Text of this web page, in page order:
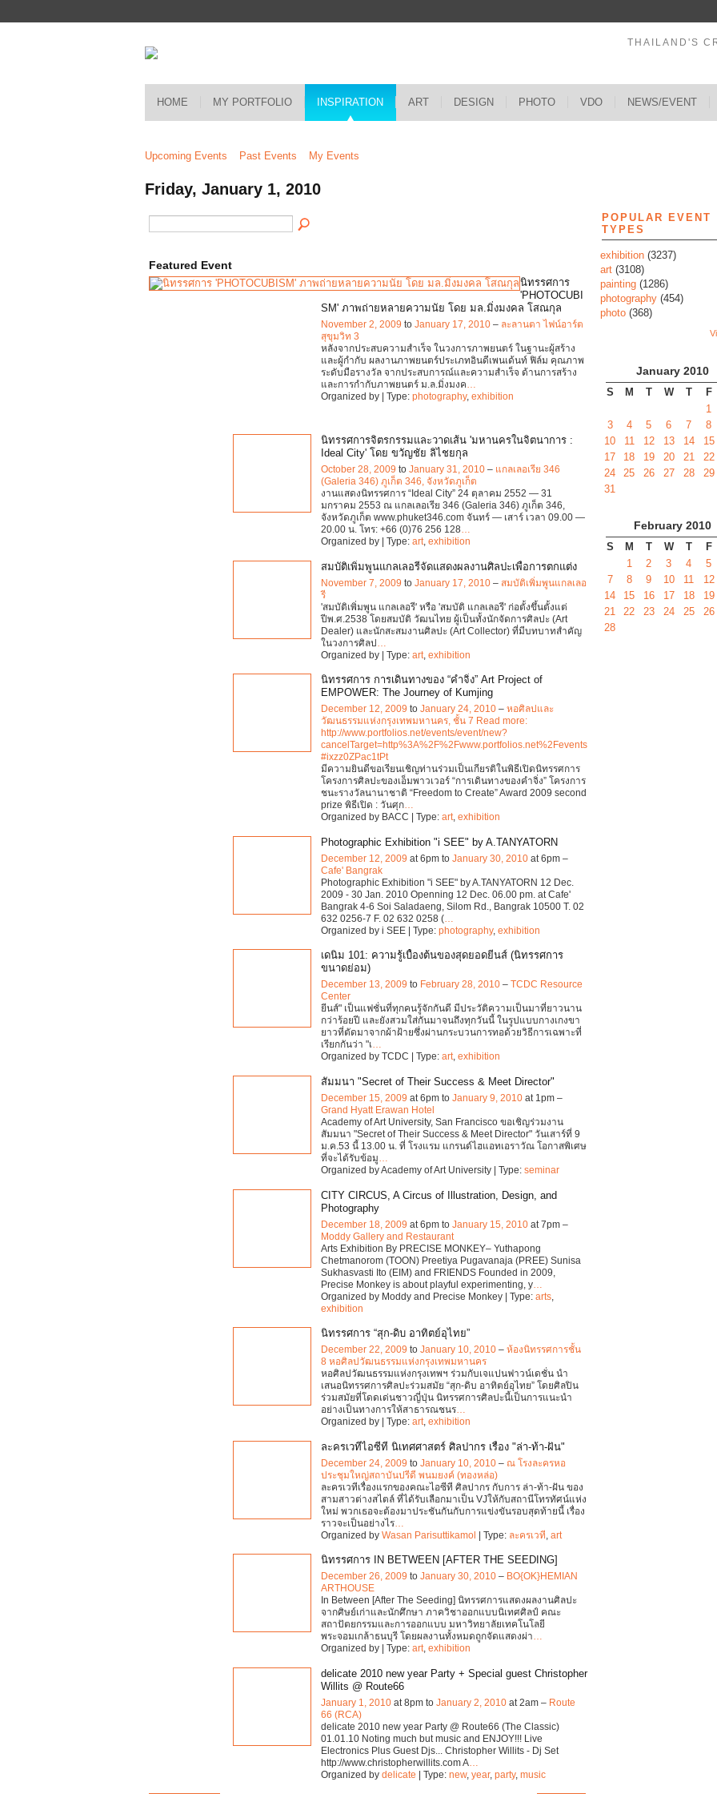
THAILAND'S
HOME MY PORTFOLIO INSPIRATION ART DESIGN PHOTO VDO NEWS/EVENT
Upcoming Events Past Events My Events
Friday, January 1, 2010
Featured Event
นิทรรศการ
'PHOTOCUBI
SM' ภาพถ่ายหลายความนัย โดย มล.มิ่งมงคล โสณกุล
November 2, 2009 to January 17, 2010 – ละลานตา ไฟน์อาร์ต
สุขุมวิท 3
หลังจากประสบความสำเร็จ ในวงการภาพยนตร์ ในฐานะผู้สร้าง
และผู้กำกับ ผลงานภาพยนตร์ประเภทอินดีเพนเด้นท์ ฟิล์ม คุณภาพ
ระดับมือรางวัล จากประสบการณ์และความสำเร็จ ด้านการสร้าง
และการกำกับภาพยนตร์ ม.ล.มิ่งมงค
Organized by | Type: photography, exhibition
นิทรรศการจิตรกรรมและวาดเส้น 'มหานครในจิตนาการ :
Ideal City' โดย ขวัญชัย ลิไชยกุล
October 28, 2009 to January 31, 2010 – แกลเลอเรีย 346
(Galeria 346) ภูเก็ต 346, จังหวัดภูเก็ต
งานแสดงนิทรรศการ “Ideal City” 24 ตุลาคม 2552 — 31
มกราคม 2553 ณ แกลเลอเรีย 346 (Galeria 346) ภูเก็ต 346,
จังหวัดภูเก็ต www.phuket346.com จันทร์ — เสาร์ เวลา 09.00 —
20.00 น. โทร: +66 (0)76 256 128…
Organized by | Type: art, exhibition
สมบัติเพิ่มพูนแกลเลอรีจัดแสดงผลงานศิลปะเพื่อการตกแต่ง
November 7, 2009 to January 17, 2010 – สมบัติเพิ่มพูนแกลเลอ
รี
'สมบัติเพิ่มพูน แกลเลอรี' หรือ 'สมบัติ แกลเลอรี' ก่อตั้งขึ้นตั้งแต่
ปีพ.ศ.2538 โดยสมบัติ วัฒนไทย ผู้เป็นทั้งนักจัดการศิลปะ (Art
Dealer) และนักสะสมงานศิลปะ (Art Collector) ที่มีบทบาทสำคัญ
ในวงการศิลป
Organized by | Type: art exhibition
นิทรรศการ การเดินทางของ “คำจิ่ง” Art Project of
EMPOWER: The Journey of Kumjing
December 12, 2009 to January 24, 2010 – หอศิลปและ
วัฒนธรรมแห่งกรุงเทพมหานคร, ชั้น 7 Read more:
http://www.portfolios.net/events/event/new?
cancelTarget=http%3A%2F%2Fwww.portfolios.net%2Fevents
#ixzz0ZPac1tPt
มีความยินดีขอเรียนเชิญท่านร่วมเป็นเกียรติในพิธีเปิดนิทรรศการ
โครงการศิลปะของเอ็มพาวเวอร์ “การเดินทางของคำจิ่ง” โครงการ
ชนะรางวัลนานาชาติ “Freedom to Create” Award 2009 second
prize พิธีเปิด : วันศุก…
Organized by BACC | Type: art, exhibition
Photographic Exhibition "i SEE" by A.TANYATORN
December 12, 2009 at 6pm to January 30, 2010 at 6pm –
Cafe' Bangrak
Photographic Exhibition "i SEE" by A.TANYATORN 12 Dec.
2009 - 30 Jan. 2010 Openning 12 Dec. 06.00 pm. at Cafe'
Bangrak 4-6 Soi Saladaeng, Silom Rd., Bangrak 10500 T. 02
632 0256-7 F. 02 632 0258 (…
Organized by i SEE | Type: photography, exhibition
เดนิม 101: ความรู้เบื้องต้นของสุดยอดยีนส์ (นิทรรศการ
ขนาดย่อม)
December 13, 2009 to February 28, 2010 – TCDC Resource
Center
ยีนส์" เป็นแฟชั่นที่ทุกคนรู้จักกันดี มีประวัติความเป็นมาที่ยาวนาน
กว่าร้อยปี และยังสวมใส่กันมาจนถึงทุกวันนี้ ในรูปแบบกางเกงขา
ยาวที่ตัดมาจากผ้าฝ้ายซึ่งผ่านกระบวนการทอด้วยวิธีการเฉพาะที่
เรียกกันว่า "เ…
Organized by TCDC | Type: art, exhibition
สัมมนา "Secret of Their Success & Meet Director"
December 15, 2009 at 6pm to January 9, 2010 at 1pm –
Grand Hyatt Erawan Hotel
Academy of Art University, San Francisco ขอเชิญร่วมงาน
สัมมนา "Secret of Their Success & Meet Director" วันเสาร์ที่ 9
ม.ค.53 นี้ 13.00 น. ที่ โรงแรม แกรนด์ไฮแอทเอราวัณ โอกาสพิเศษ
ที่จะได้รับข้อมู…
Organized by Academy of Art University | Type: seminar
CITY CIRCUS, A Circus of Illustration, Design, and
Photography
December 18, 2009 at 6pm to January 15, 2010 at 7pm –
Moddy Gallery and Restaurant
Arts Exhibition By PRECISE MONKEY– Yuthapong
Chetmanorom (TOON) Preetiya Pugavanaja (PREE) Sunisa
Sukhasvasti Ito (EIM) and FRIENDS Founded in 2009,
Precise Monkey is about playful experimenting, y
Organized by Moddy and Precise Monkey | Type: arts
exhibition
นิทรรศการ “สุก-ดิบ อาทิตย์อุไทย”
December 22, 2009 to January 10, 2010 – ห้องนิทรรศการชั้น
8 หอศิลปวัฒนธรรมแห่งกรุงเทพมหานคร
หอศิลปวัฒนธรรมแห่งกรุงเทพฯ ร่วมกับเจแปนฟาวน์เดชั่น นำ
เสนอนิทรรศการศิลปะร่วมสมัย “สุก-ดิบ อาทิตย์อุไทย” โดยศิลปิน
ร่วมสมัยที่โดดเด่นชาวญี่ปุ่น นิทรรศการศิลปะนี้เป็นการแนะนำ
อย่างเป็นทางการให้สาธารณชนร…
Organized by | Type: art, exhibition
ละครเวทีไอซีที นิเทศศาสตร์ ศิลปากร เรื่อง "ล่า-ท้า-ฝัน"
December 24, 2009 to January 10, 2010 – ณ โรงละครหอ
ประชุมใหญ่สถาบันปรีดี พนมยงค์ (ทองหล่อ)
ละครเวทีเรื่องแรกของคณะไอซีที ศิลปากร กับการ ล่า-ท้า-ฝัน ของ
สามสาวต่างสไตล์ ที่ได้รับเลือกมาเป็น VJให้กับสถานีโทรทัศน์แห่ง
ใหม่ พวกเธอจะต้องมาประชันกันกับการแข่งขันรอบสุดท้ายนี้ เรื่อง
ราวจะเป็นอย่างไร
Organized by Wasan Parisuttikamol | Type: ละครเวที art
นิทรรศการ IN BETWEEN [AFTER THE SEEDING]
December 26, 2009 to January 30, 2010 – BO{OK}HEMIAN
ARTHOUSE
In Between [After The Seeding] นิทรรศการแสดงผลงานศิลปะ
จากศิษย์เก่าและนักศึกษา ภาควิชาออกแบบนิเทศศิลป์ คณะ
สถาปัตยกรรมและการออกแบบ มหาวิทยาลัยเทคโนโลยี
พระจอมเกล้าธนบุรี โดยผลงานทั้งหมดถูกจัดแสดงผ่า…
Organized by | Type: art, exhibition
delicate 2010 new year Party + Special guest Christopher
Willits @ Route66
January 1, 2010 at 8pm to January 2, 2010 at 2am – Route
66 (RCA)
delicate 2010 new year Party @ Route66 (The Classic)
01.01.10 Noting much but music and ENJOY!!! Live
Electronics Plus Guest Djs... Christopher Willits - Dj Set
http://www.christopherwillits.com A…
Organized by delicate | Type: new, year, party, music
POPULAR EVENT
TYPES
exhibition (3237)
art (3108)
painting (1286)
photography (454)
photo (368)
January 2010
S M T W T F
1
3
4 5 6 7 8
10
11 12 13 14 15
17
18 19 20 21 22
24
25 26 27 28 29
31
February 2010
S M T W T F
1
2 3 4 5
7
8 9 10 11 12
14
15 16 17 18 19
21
22 23 24 25 26
28